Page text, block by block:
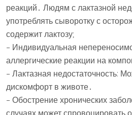
реакций․ Людям с лактазной
употреблять сыворотку с
содержит лактозу;
– Индивидуальная
аллергические реакции на
– Лактазная недостаточность:
дискомфорт в животе․
– Обострение хронических
случаях может спровоцировать